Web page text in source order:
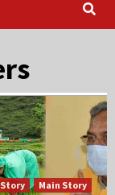
Main Story